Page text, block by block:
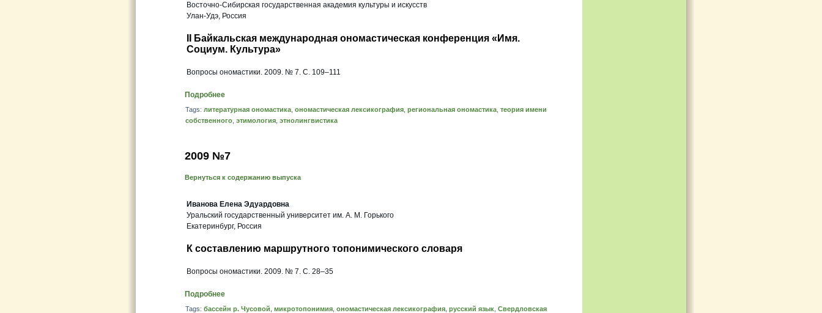
Восточно-Сибирская государственная академия культуры и искусств
Улан-Удэ, Россия
II Байкальская международная ономастическая конференция «Имя.
Социум. Культура»
Вопросы ономастики. 2009. № 7. С. 109–111
Подробнее
Tags: литературная ономастика ономастическая лексикография региональная ономастика теория имени
собственного этимология этнолингвистика
2009 №7
Вернуться к содержанию выпуска
Иванова Елена Эдуардовна
Уральский государственный университет им. А. М. Горького
Екатеринбург, Россия
К составлению маршрутного топонимического словаря
Вопросы ономастики. 2009. № 7. С. 28–35
Подробнее
Tags: бассейн р. Чусовой микротопонимия ономастическая лексикография русский язык Свердловская